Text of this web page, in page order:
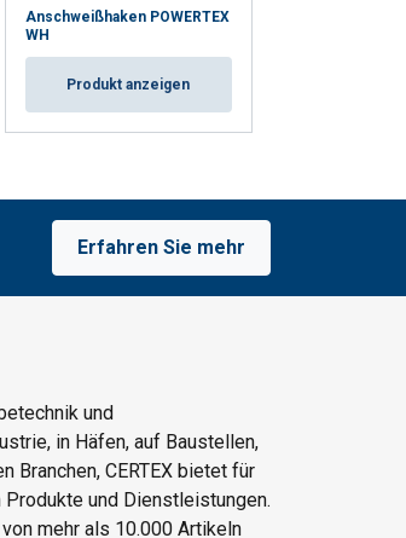
Anschweißhaken POWERTEX
WH
Produkt anzeigen
Erfahren Sie mehr
und
in Häfen, auf Baustellen,
Branchen, CERTEX bietet für
und Dienstleistungen.
mehr als 10.000 Artikeln